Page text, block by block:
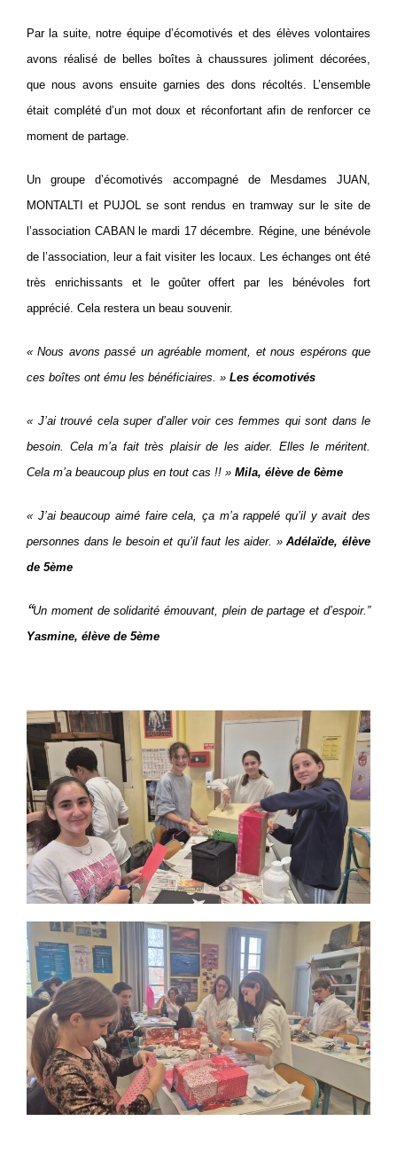
Par la suite, notre équipe d’écomotivés et des élèves volontaires
avons réalisé de belles boîtes à chaussures joliment décorées,
que nous avons ensuite garnies des dons récoltés. L’ensemble
était complété d’un mot doux et réconfortant afin de renforcer ce
moment de partage.
Un groupe d’écomotivés accompagné de Mesdames JUAN,
MONTALTI et PUJOL se sont rendus en tramway sur le site de
l’association CABAN le mardi 17 décembre. Régine, une bénévole
de l’association, leur a fait visiter les locaux. Les échanges ont été
très enrichissants et le goûter offert par les bénévoles fort
apprécié. Cela restera un beau souvenir.
« Nous avons passé un agréable moment, et nous espérons que
ces boîtes ont ému les bénéficiaires. » Les écomotivés
« J’ai trouvé cela super d’aller voir ces femmes qui sont dans le
besoin. Cela m’a fait très plaisir de les aider. Elles le méritent.
Cela m’a beaucoup plus en tout cas !! » Mila, élève de 6ème
« J’ai beaucoup aimé faire cela, ça m’a rappelé qu’il y avait des
personnes dans le besoin et qu’il faut les aider. »Adélaïde, élève
de 5ème
“Un moment de solidarité émouvant, plein de partage et d’espoir.”
Yasmine, élève de 5ème